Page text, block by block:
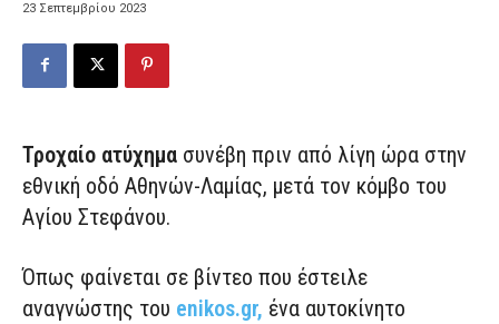
23 Σεπτεμβρίου 2023
Τροχαίο ατύχημα συνέβη πριν από λίγη ώρα στην
εθνική οδό Αθηνών-Λαμίας, μετά τον κόμβο του
Αγίου Στεφάνου.
Όπως φαίνεται σε βίντεο που έστειλε
αναγνώστης του enikos.gr, ένα αυτοκίνητο